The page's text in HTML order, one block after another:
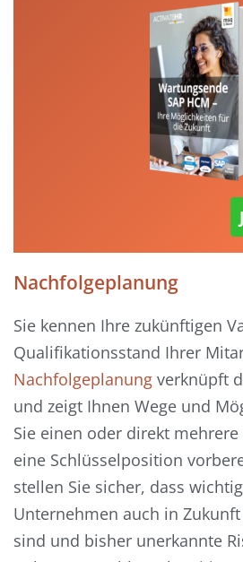
Nachfolgeplanung
Sie kennen Ihre zukünftigen
Qualifikationsstand Ihrer
Nachfolgeplanung verknüpft
und zeigt Ihnen Wege und
Sie einen oder direkt
eine Schlüsselposition
stellen Sie sicher, dass
Unternehmen auch in
sind und bisher unerkannte